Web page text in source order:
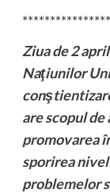
Ziua de 2
Naţiunilor
are scopul
promovarea
sporirea
problemelor